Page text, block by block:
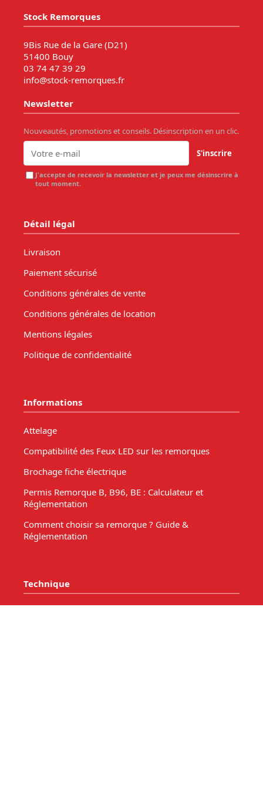
Stock Remorques
9Bis Rue de la Gare (D21)
51400 Bouy
03 74 47 39 29
info@stock-remorques.fr
Newsletter
Nouveautés, promotions et conseils. Désinscription en un clic.
S'inscrire
J'accepte de recevoir la newsletter et je peux me désinscrire à
tout moment.
Détail légal
Livraison
Paiement sécurisé
Conditions générales de vente
Conditions générales de location
Mentions légales
Politique de confidentialité
Informations
Attelage
Compatibilité des Feux LED sur les remorques
Brochage fiche électrique
Permis Remorque B, B96, BE : Calculateur et
Réglementation
Comment choisir sa remorque ? Guide &
Réglementation
Technique